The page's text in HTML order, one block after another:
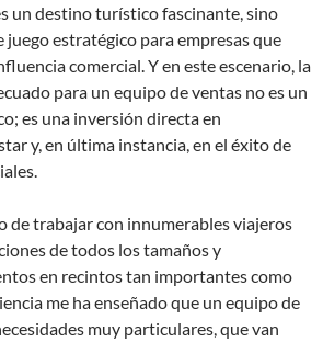
un destino turístico fascinante, sino
juego estratégico para empresas que
comercial. Y en este escenario, la
para un equipo de ventas no es un
es una inversión directa en
y, en última instancia, en el éxito de
de trabajar con innumerables viajeros
de todos los tamaños y
en recintos tan importantes como
me ha enseñado que un equipo de
muy particulares, que van